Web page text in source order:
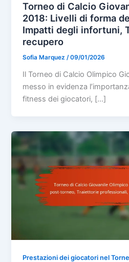
Torneo di Calcio
2018: Livelli di forma
Impatti degli infortuni,
recupero
Sofia Marquez/09/01/2026
Il Torneo di Calcio Olimpico
messo in evidenza
fitness dei giocatori, […]
Prestazioni dei giocatori nel